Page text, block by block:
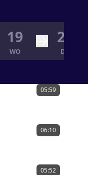
19
WO
20
DO
05:59
06:10
05:52